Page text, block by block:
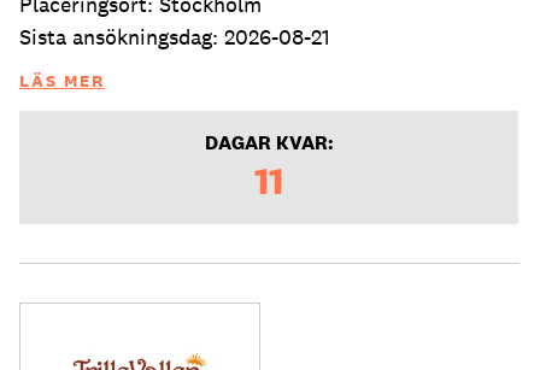
Sista ansökningsdag: 2026-08-21
LÄS MER
DAGAR KVAR:
11